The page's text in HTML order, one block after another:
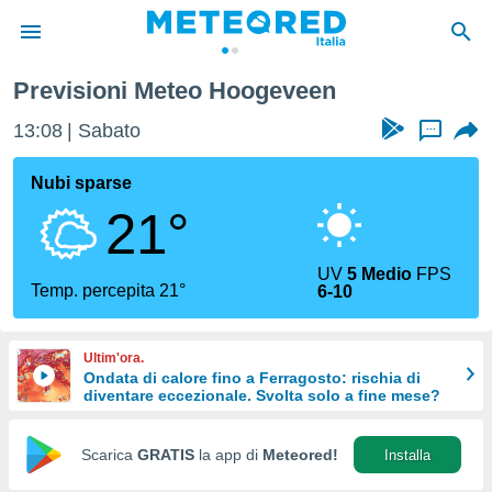
di
per
le
di
Web
Previsioni Meteo Hoogeveen
13:08 Sabato ...
Nubi sparse
21°
Temp. percepita 21°
UV5 Medio FPS
6-10
Ultim'ora.
Ondata di calore fino a Ferragosto: rischia di
diventare eccezionale. Svolta solo a fine mese?
Scarica GRATIS la app di Meteored! Installa